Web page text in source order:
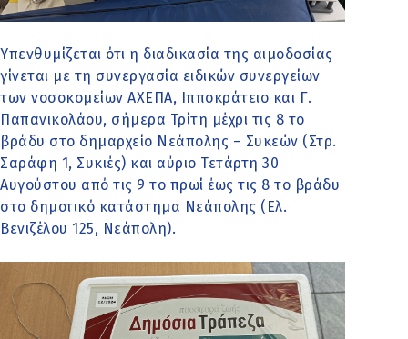
Υπενθυμίζεται ότι η διαδικασία της αιμοδοσίας
γίνεται με τη συνεργασία ειδικών συνεργείων
των νοσοκομείων ΑΧΕΠΑ, Ιπποκράτειο και Γ.
Παπανικολάου, σήμερα Τρίτη μέχρι τις 8 το
βράδυ στο δημαρχείο Νεάπολης – Συκεών (Στρ.
Σαράφη 1, Συκιές) και αύριο Τετάρτη 30
Αυγούστου από τις 9 το πρωί έως τις 8 το βράδυ
στο δημοτικό κατάστημα Νεάπολης (Ελ.
Βενιζέλου 125, Νεάπολη).